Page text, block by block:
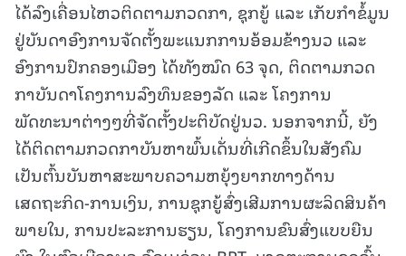
ໄດ້ລົງເຄື່ອນໄຫວຕິດຕາມກວດກາ, ຊຸກຍູ້ ແລະ ເກັບກຳຂໍ້ມູນ
ຢູ່ບັນດາອົງການຈັດຕັ້ງພະແນກການອ້ອມຂ້າງນວ ແລະ
ອົງການປົກຄອງເມືອງ ໄດ້ທັງໝົດ 63 ຈຸດ, ຕິດຕາມກວດ
ກາບັນດາໂຄງການລົງທຶນຂອງລັດ ແລະ ໂຄງການ
ພັດທະນາຕ່າງໆທີ່ຈັດຕັ້ງປະຕິບັດຢູ່ນວ. ນອກຈາກນີ້, ຍັງ
ໄດ້ຕິດຕາມກວດກາບັນຫາພົ້ນເດັ່ນທີ່ເກີດຂຶ້ນໃນສັງຄົມ
ເປັນຕົ້ນບັນຫາສະພາບຄວາມຫຍຸ້ງຍາກທາງດ້ານ
ເສດຖະກິດ-ການເງິນ, ການຊຸກຍູ້ສົ່ງເສີມການຜະລິດສິນຄ້າ
ພາຍໃນ, ການປະລະການຮຽນ, ໂຄງການຂົນສົ່ງແບບຍືນ